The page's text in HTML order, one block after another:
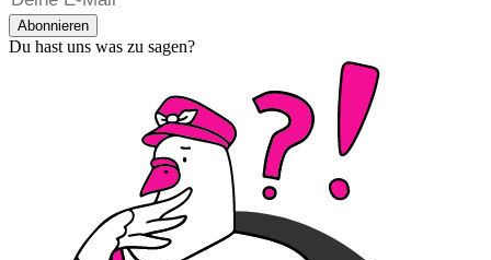
Abonnieren
Du hast uns was zu sagen?